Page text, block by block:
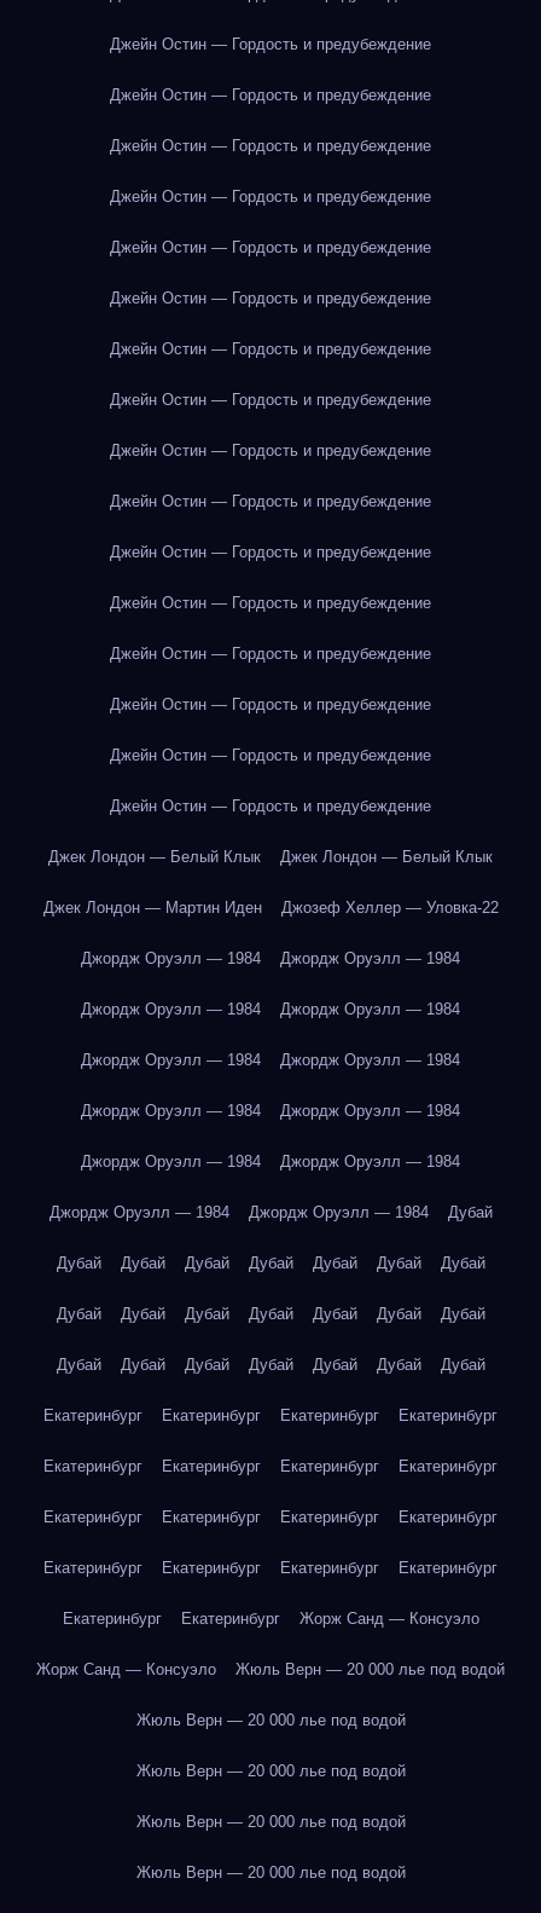
Джейн Остин — Гордость и предубеждение
Джейн Остин — Гордость и предубеждение
Джейн Остин — Гордость и предубеждение
Джейн Остин — Гордость и предубеждение
Джейн Остин — Гордость и предубеждение
Джейн Остин — Гордость и предубеждение
Джейн Остин — Гордость и предубеждение
Джейн Остин — Гордость и предубеждение
Джейн Остин — Гордость и предубеждение
Джейн Остин — Гордость и предубеждение
Джейн Остин — Гордость и предубеждение
Джейн Остин — Гордость и предубеждение
Джейн Остин — Гордость и предубеждение
Джейн Остин — Гордость и предубеждение
Джейн Остин — Гордость и предубеждение
Джейн Остин — Гордость и предубеждение
Джек Лондон — Белый Клык Джек Лондон — Белый Клык
Джек Лондон — Мартин Иден Джозеф Хеллер — Уловка-22
Джордж Оруэлл — 1984 Джордж Оруэлл — 1984
Джордж Оруэлл — 1984 Джордж Оруэлл — 1984
Джордж Оруэлл — 1984 Джордж Оруэлл — 1984
Джордж Оруэлл — 1984 Джордж Оруэлл — 1984
Джордж Оруэлл — 1984 Джордж Оруэлл — 1984
Джордж Оруэлл — 1984 Джордж Оруэлл — 1984 Дубай
Дубай Дубай Дубай Дубай Дубай Дубай Дубай
Дубай Дубай Дубай Дубай Дубай Дубай Дубай
Дубай Дубай Дубай Дубай Дубай Дубай Дубай
Екатеринбург Екатеринбург Екатеринбург Екатеринбург
Екатеринбург Екатеринбург Екатеринбург Екатеринбург
Екатеринбург Екатеринбург Екатеринбург Екатеринбург
Екатеринбург Екатеринбург Екатеринбург Екатеринбург
Екатеринбург Екатеринбург Жорж Санд — Консуэло
Жорж Санд — Консуэло Жюль Верн — 20 000 лье под водой
Жюль Верн — 20 000 лье под водой
Жюль Верн — 20 000 лье под водой
Жюль Верн — 20 000 лье под водой
Жюль Верн — 20 000 лье под водой